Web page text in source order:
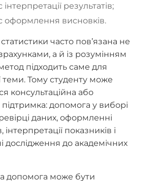
інтерпретації результатів;
оформлення висновків.
часто пов’язана не
а й із розумінням
підходить саме для
теми. Тому студенту може
консультаційна або
допомога у виборі
даних, оформленні
інтерпретації показників і
дослідження до академічних
допомога може бути